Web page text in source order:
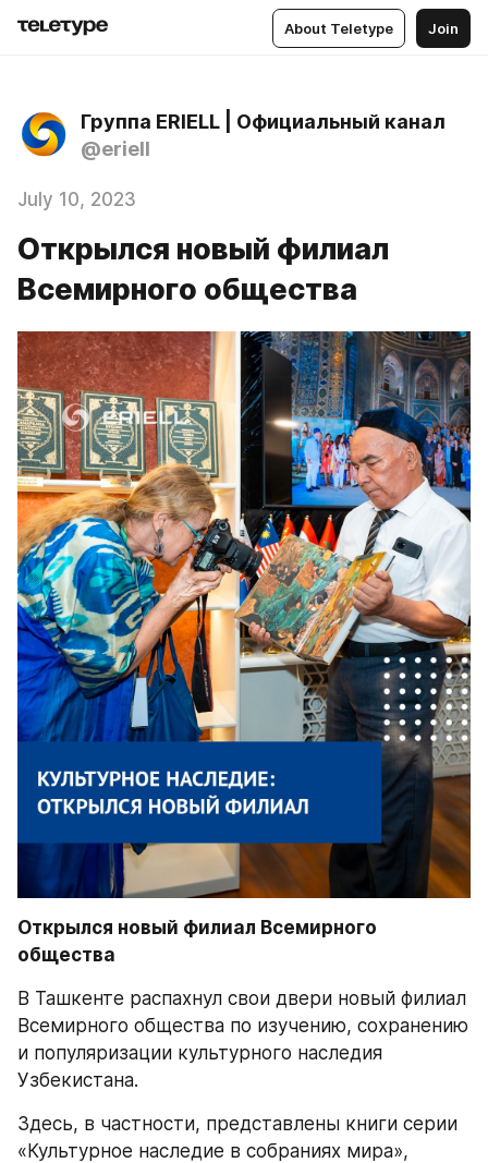
About Teletype Join
Группа ERIELL | Официальный канал
@eriell
July 10, 2023
Открылся новый филиал
Всемирного общества
Открылся новый филиал Всемирного
общества
В Ташкенте распахнул свои двери новый филиал
Всемирного общества по изучению, сохранению
и популяризации культурного наследия
Узбекистана.
Здесь, в частности, представлены книги серии
«Культурное наследие в собраниях мира»,